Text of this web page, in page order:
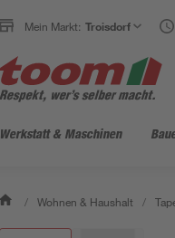
Mein Markt: Troisdorf
Werkstatt & Maschinen
/ Wohnen & Haushalt /